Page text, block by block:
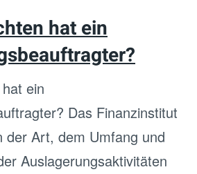
hat ein
ein
Das Finanzinstitut
der Art, dem Umfang und
Auslagerungsaktivitäten